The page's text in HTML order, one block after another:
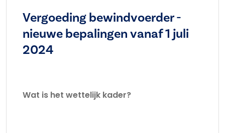
Vergoeding bewindvoerder -
nieuwe bepalingen vanaf 1 juli
2024
Wat is het wettelijk kader?